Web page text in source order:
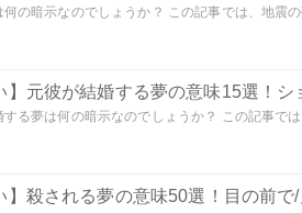
何の暗示なのでしょうか？ この記事では、地震
】元彼が結婚する夢の意味15選！
する夢は何の暗示なのでしょうか？ この記事で
】殺される夢の意味50選！目の前